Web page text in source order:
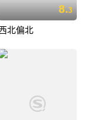
8.3
北偏北